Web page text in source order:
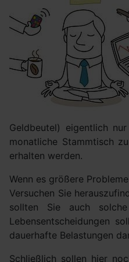
Geldbeutel) eigentlich
monatliche Stammtisch
erhalten werden.
Wenn es größere
Versuchen Sie
sollten Sie auch
Lebensentscheidungen
dauerhafte Belastungen
Schließlich sollen hier